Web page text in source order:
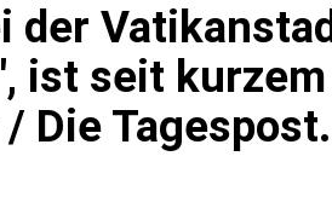
der
ist seit
Die Tagespost.